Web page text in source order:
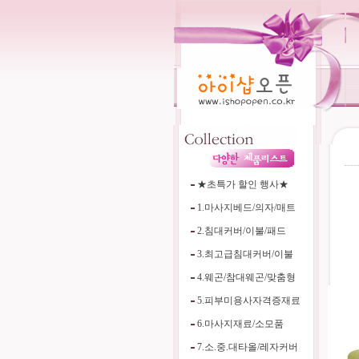
★초특가 할인 행사★
1.마사지베드/의자/매트
2.침대커버/이불/패드
3.최고급침대커버/이불
4.웨곤/참대웨곤/맞춤형
5.피부미용사자격증재료
6.마사지재료/소모품
7.소.중.대타올/레자커버